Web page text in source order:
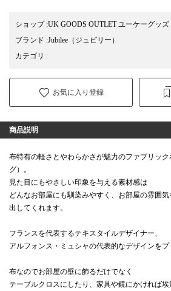
ショップ:UK GOODS OUTLET ユーケーグッズ
ブランド :Jubilee （ジュビリー）
カテゴリ :
お気に入り登録
商品説明
布特有の軽さとやわらかさが魅力のファブリッ
グ）。
見た目にもやさしい印象を与える素材感は
どんなお部屋にも馴染みやすく、お部屋の雰囲
出してくれます。
フランスを代表するテキスタイルデザイナー、
アルフォンス・ミュシャの代表的なデザインをプ
布なのでお部屋の壁に飾るだけでなく
テーブルクロスにしたり、家具や鏡にかければ埃